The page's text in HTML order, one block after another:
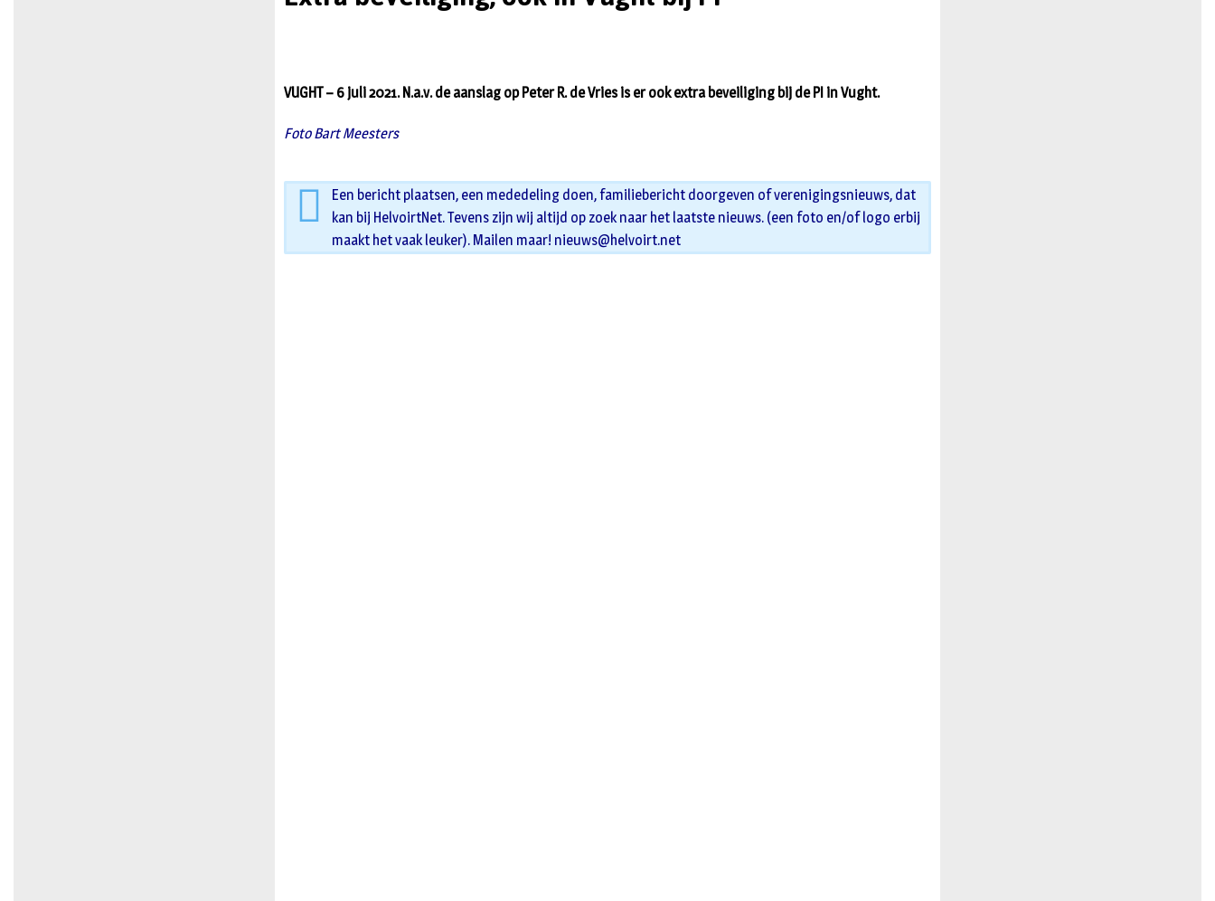
VUGHT – 6 juli 2021. N.a.v. de aanslag op Peter R. de Vries is er ook extra beveiliging bij de PI in Vught.
Foto Bart Meesters
Een bericht plaatsen, een mededeling doen, familiebericht doorgeven of verenigingsnieuws, dat
kan bij HelvoirtNet. Tevens zijn wij altijd op zoek naar het laatste nieuws. (een foto en/of logo erbij
maakt het vaak leuker). Mailen maar! nieuws@helvoirt.net